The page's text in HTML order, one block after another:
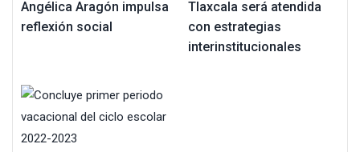
Angélica Aragón impulsa
reflexión social
Tlaxcala será atendida
con estrategias
interinstitucionales